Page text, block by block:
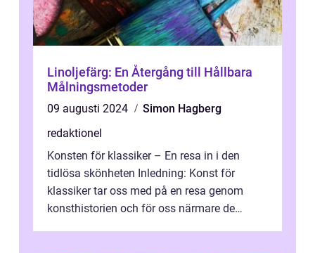
Linoljefärg: En Återgång till Hållbara
Målningsmetoder
09 augusti 2024
Simon Hagberg
redaktionel
Konsten för klassiker – En resa in i den
tidlösa skönheten Inledning: Konst för
klassiker tar oss med på en resa genom
konsthistorien och för oss närmare de